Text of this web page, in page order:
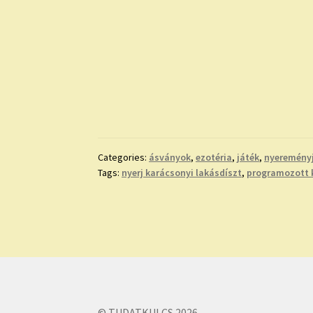
Categories: ásványok,ezotéria, játék,
Tags: nyerj karácsonyi lakásdíszt, programozott